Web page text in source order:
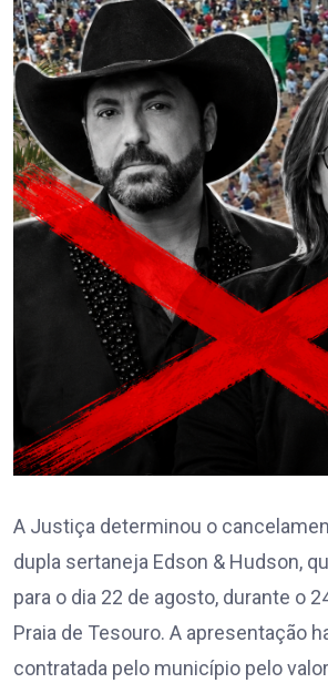
A Justiça determinou o
dupla sertaneja Edson & Hudson,
para o dia 22 de agosto, durante o
Praia de Tesouro. A apresentação
contratada pelo município pelo